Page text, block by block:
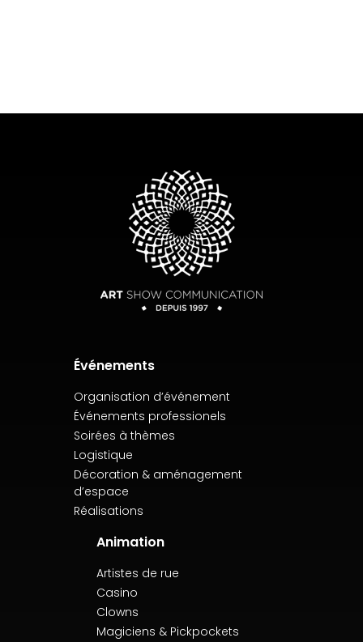
Événements
Organisation d’événement
Événements professionels
Soirées à thèmes
Logistique
Décoration & aménagement
d’espace
Réalisations
Animation
Artistes de rue
Casino
Clowns
Magiciens & Pickpockets